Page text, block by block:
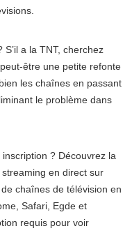
a la TNT, cherchez
être une petite refonte
les chaînes en passant
le problème dans
? Découvrez la
en direct sur
chaînes de télévision en
Safari, Egde et
requis pour voir